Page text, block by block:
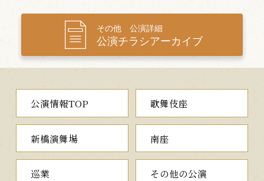
三、神の鳥（こうのとり）
幸せを運ぶという霊鳥コウノトリを題材にした新作舞踊劇
誇っていました。
出石神社の社頭では、満祐の天下掌握を祈願する宴が開かれよ
いとされる“こうのとり”が捕らえられています。その肉を食べる
と長寿を得るという伝説に従い、家臣が満祐に献上した生贄だっ
たのでした。
まだ幼い子どもの“こうのとり”を殺して料理しようと、家臣た
ちが鳥籠をとり囲むと、突然辺りが真っ暗となり、狂言師の二人
その他 公演詳細
公演チラシアーカイブ
公演情報TOP 歌舞伎座
新橋演舞場 南座
巡業 その他の公演